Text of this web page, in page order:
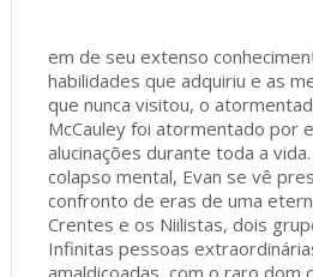
em de seu extenso
habilidades que adquiriu e as
que nunca visitou, o
McCauley foi atormentado por
alucinações durante toda a
colapso mental, Evan se vê
confronto de eras de uma
Crentes e os Niilistas, dois
Infinitas pessoas
amaldiçoadas, com o raro dom